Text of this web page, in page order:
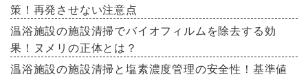
策！再発させない注意点
温浴施設の施設清掃でバイオフィルムを除去する効
果！ヌメリの正体とは？
温浴施設の施設清掃と塩素濃度管理の安全性！基準値